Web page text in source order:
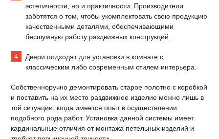
эстетичности, но и практичности. Производители
заботятся о том, чтобы укомплектовать свою продукцию
качественными деталями, обеспечивающими
бесшумную работу раздвижных конструкций.
Двери подходят для установки в комнате с
классическим либо современным стилем интерьера.
Собственноручно демонтировать старое полотно с коробкой
и поставить на их место раздвижное изделие можно лишь в
той ситуации, когда имеется опыт в осуществлении
подобного рода работ. Установка данной системы имеет
кардинальные отличия от монтажа петельных изделий и